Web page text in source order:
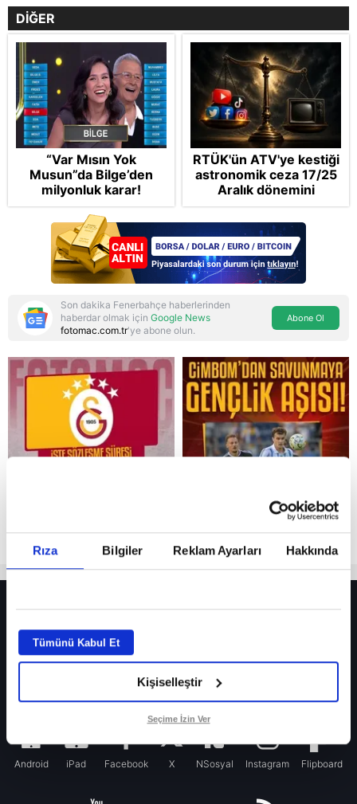
Rıza Bilgiler Reklam Ayarları Hakkında
Tümünü Kabul Et
Kişiselleştir
Seçime İzin Ver
Reddet
DİĞER
“Var Mısın Yok
Musun”da Bilge’den
milyonluk karar!
RTÜK'ün ATV'ye kestiği
astronomik ceza 17/25
Aralık dönemini
anımsattı! Milli yayınlara
"yaptırım" kıskacı:
Turkuvaz Medya neden
hedefte?
Son dakika Fenerbahçe haberlerinden
haberdar olmak için Google News
fotomac.com.tr'ye abone olun.
Abone Ol
Fenerbahçe’de sürpriz ayrılık ihtimali! Devre arasında gelmişti
Fenerbahçe’nin yeni transferi Mason Greenwood için olay sözler!
Galatasaray’da rota yeniden Thiago Almada!
Android iPad Facebook X NSosyal Instagram Flipboard